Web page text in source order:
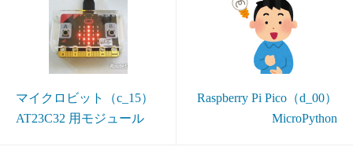
マイクロビット（c_15）
AT23C32 用モジュール
Raspberry Pi Pico（d_00）
MicroPython